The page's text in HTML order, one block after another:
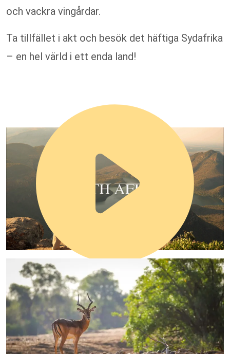
och vackra vingårdar.
Ta tillfället i akt och besök det häftiga Sydafrika
– en hel värld i ett enda land!